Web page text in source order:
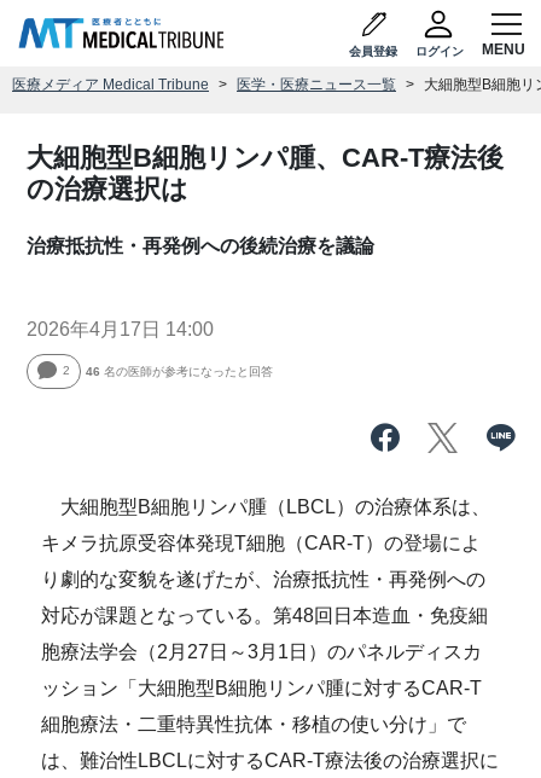
会員登録 ログイン
医療メディア Medical Tribune 医学・医療ニュース一覧 大細胞型B細胞リ
大細胞型B細胞リンパ腫、CAR-T療法後
の治療選択は
治療抵抗性・再発例への後続治療を議論
2026年4月17日 14:00
2 46 名の医師が参考になったと回答
大細胞型B細胞リンパ腫（LBCL）の治療体系は、
キメラ抗原受容体発現T細胞（CAR-T）の登場によ
り劇的な変貌を遂げたが、治療抵抗性・再発例への
対応が課題となっている。第48回日本造血・免疫細
胞療法学会（2月27日～3月1日）のパネルディスカ
ッション「大細胞型B細胞リンパ腫に対するCAR-T
細胞療法・二重特異性抗体・移植の使い分け」で
は、難治性LBCLに対するCAR-T療法後の治療選択に